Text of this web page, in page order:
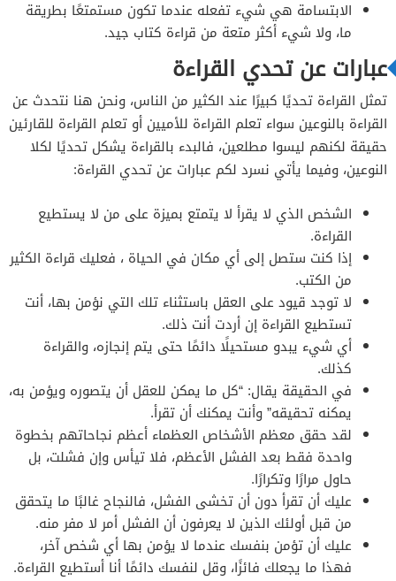
الابتسامة هي شيء تفعله عندما تكون مستمتعًا بطريقة
ما، ولا شيء أكثر متعة من قراءة كتاب جيد.
عبارات عن تحدي القراءة
تمثل القراءة تحديًا كبيرًا عند الكثير من الناس، ونحن هنا نتحدث عن
القراءة بالنوعين سواء تعلم القراءة للأميين أو تعلم القراءة للقارئين
حقيقة لكنهم ليسوا مطلعين، فالبدء بالقراءة يشكل تحديًا لكلا
النوعين، وفيما يأتي نسرد لكم عبارات عن تحدي القراءة:
الشخص الذي لا يقرأ لا يتمتع بميزة على من لا يستطيع
القراءة.
إذا كنت ستصل إلى أي مكان في الحياة ، فعليك قراءة الكثير
من الكتب.
لا توجد قيود على العقل باستثناء تلك التي نؤمن بها، أنت
تستطيع القراءة إن أردت أنت ذلك.
أي شيء يبدو مستحيلًا دائمًا حتى يتم إنجازه، والقراءة
كذلك.
في الحقيقة يقال: “كل ما يمكن للعقل أن يتصوره ويؤمن به،
يمكنه تحقيقه” وأنت يمكنك أن تقرأ.
لقد حقق معظم الأشخاص العظماء أعظم نجاحاتهم بخطوة
واحدة فقط بعد الفشل الأعظم، فلا تيأس وإن فشلت، بل
حاول مرارًا وتكرارًا.
عليك أن تقرأ دون أن تخشى الفشل، فالنجاح غالبًا ما يتحقق
من قبل أولئك الذين لا يعرفون أن الفشل أمر لا مفر منه.
عليك أن تؤمن بنفسك عندما لا يؤمن بها أي شخص آخر،
فهذا ما يجعلك فائزًا، وقل لنفسك دائمًا أنا أستطيع القراءة.